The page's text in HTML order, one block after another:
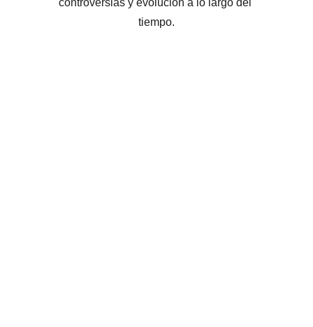
controversias y evolución a lo largo del
tiempo.